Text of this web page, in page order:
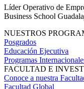
Líder Operativo de
Business School
NUESTROS
Posgrados
Educación Ejecutiva
Programas
FACULTAD E
Conoce a nuestra
Facultad Global